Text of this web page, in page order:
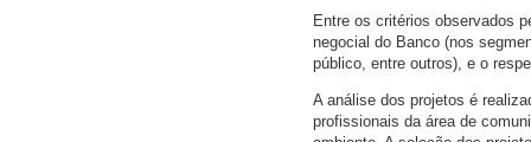
Entre os critérios observados
negocial do Banco (nos
público, entre outros), e o
A análise dos projetos é
profissionais da área de